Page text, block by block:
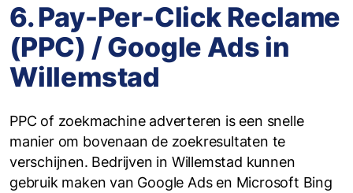
6. Pay-Per-Click Reclame
(PPC) / Google Ads in
Willemstad
PPC of zoekmachine adverteren is een snelle
manier om bovenaan de zoekresultaten te
verschijnen. Bedrijven in Willemstad kunnen
gebruik maken van Google Ads en Microsoft Bing